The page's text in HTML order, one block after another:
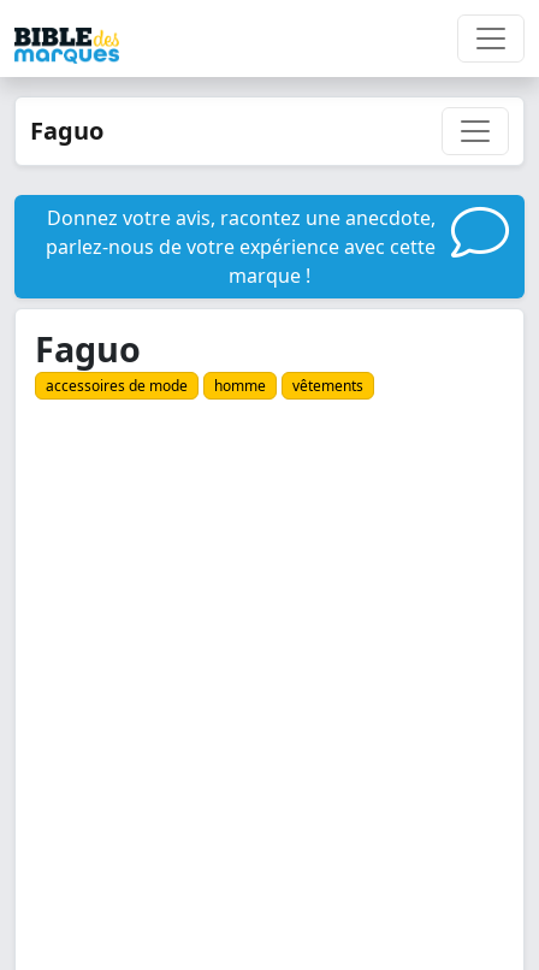
Faguo
Donnez votre avis, racontez une anecdote,
parlez-nous de votre expérience avec cette
marque !
Faguo
accessoires de mode homme vêtements